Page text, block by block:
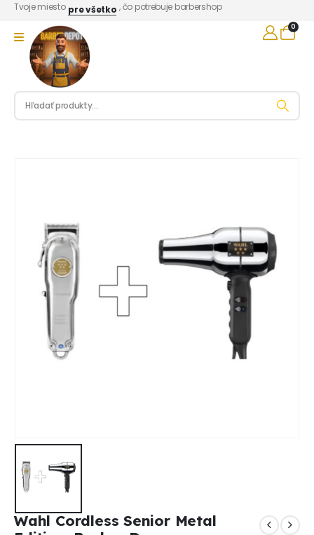
Tvoje miesto pre všetko , čo potrebuje barbershop
0
Wahl Cordless Senior Metal